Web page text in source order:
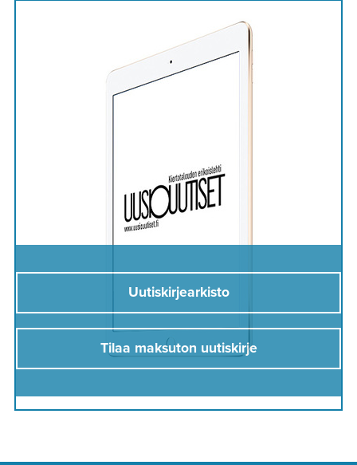
Uutiskirjearkisto
Tilaa maksuton uutiskirje